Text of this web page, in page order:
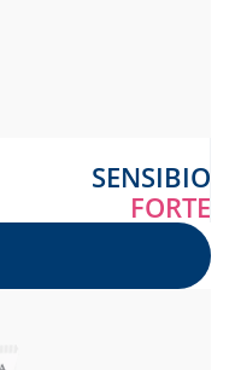
SENSIBIO
FORTE